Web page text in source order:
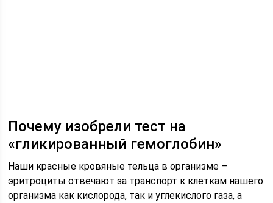
Почему изобрели тест на
«гликированный гемоглобин»
Наши красные кровяные тельца в организме –
эритроциты отвечают за транспорт к клеткам нашего
организма как кислорода, так и углекислого газа, а